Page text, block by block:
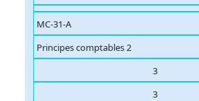
MC-31-A
Principes comptables 2
3
3